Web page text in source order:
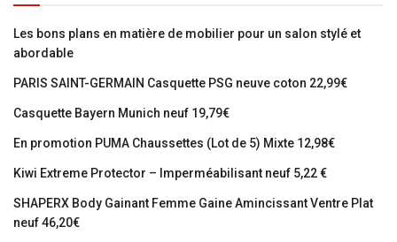
Les bons plans en matière de mobilier pour un salon stylé et
abordable
PARIS SAINT-GERMAIN Casquette PSG neuve coton 22,99€
Casquette Bayern Munich neuf 19,79€
En promotion PUMA Chaussettes (Lot de 5) Mixte 12,98€
Kiwi Extreme Protector – Imperméabilisant neuf 5,22 €
SHAPERX Body Gainant Femme Gaine Amincissant Ventre Plat
neuf 46,20€